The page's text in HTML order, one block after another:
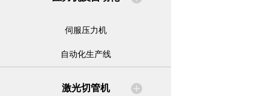
伺服压力机
自动化生产线
激光切管机